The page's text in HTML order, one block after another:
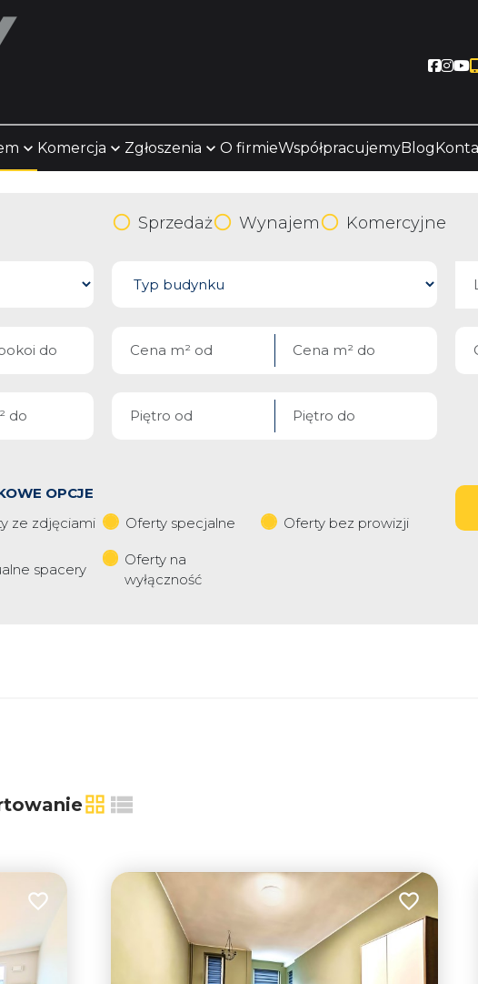
Komercja Zgłoszenia O firmieWspółpracujemyBlog
Sprzedaż Wynajem Komercyjne
OPCJE
ze zdjęciami
Oferty specjalne Oferty bez prowizji
spacery
Oferty na
wyłączność
82
tabela
lista
Dodaj do ulubionych Dodaj do